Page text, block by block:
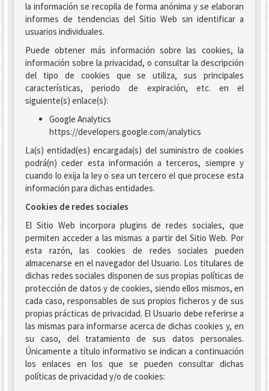
la información se recopila de forma anónima y se elaboran
informes de tendencias del Sitio Web sin identificar a
usuarios individuales.
Puede obtener más información sobre las cookies, la
información sobre la privacidad, o consultar la descripción
del tipo de cookies que se utiliza, sus principales
características, periodo de expiración, etc. en el
siguiente(s) enlace(s):
Google Analytics
https://developers.google.com/analytics
La(s) entidad(es) encargada(s) del suministro de cookies
podrá(n) ceder esta información a terceros, siempre y
cuando lo exija la ley o sea un tercero el que procese esta
información para dichas entidades.
Cookies de redes sociales
El Sitio Web incorpora plugins de redes sociales, que
permiten acceder a las mismas a partir del Sitio Web. Por
esta razón, las cookies de redes sociales pueden
almacenarse en el navegador del Usuario. Los titulares de
dichas redes sociales disponen de sus propias políticas de
protección de datos y de cookies, siendo ellos mismos, en
cada caso, responsables de sus propios ficheros y de sus
propias prácticas de privacidad. El Usuario debe referirse a
las mismas para informarse acerca de dichas cookies y, en
su caso, del tratamiento de sus datos personales.
Únicamente a título informativo se indican a continuación
los enlaces en los que se pueden consultar dichas
políticas de privacidad y/o de cookies: